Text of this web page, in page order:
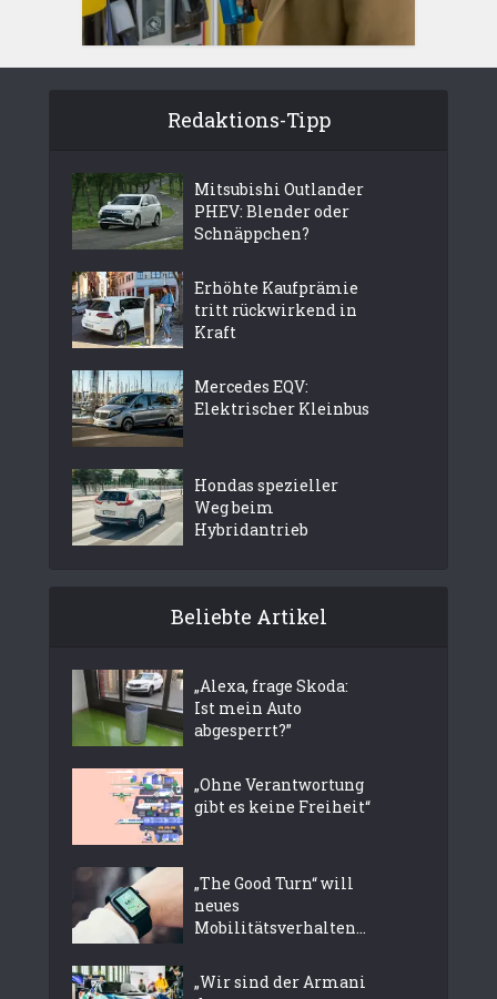
Redaktions-Tipp
Mitsubishi Outlander
PHEV: Blender oder
Schnäppchen?
Erhöhte Kaufprämie
tritt rückwirkend in
Kraft
Mercedes EQV:
Elektrischer Kleinbus
Hondas spezieller
Weg beim
Hybridantrieb
Beliebte Artikel
„Alexa, frage Skoda:
Ist mein Auto
abgesperrt?”
„Ohne Verantwortung
gibt es keine Freiheit“
„The Good Turn“ will
neues
Mobilitätsverhalten...
„Wir sind der Armani